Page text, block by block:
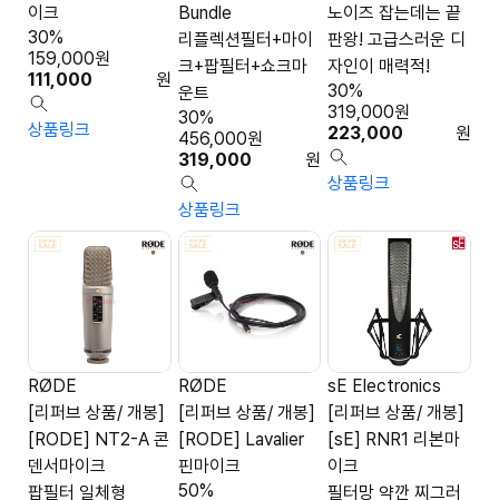
이크
111,000 원
159,000원
30%
상품링크
Bundle
리플렉션필터+마이
크+팝필터+쇼크마
운트
319,000 원
456,000원
30%
상품링크
노이즈 잡는데는 끝
판왕! 고급스러운 디
자인이 매력적!
223,000 원
319,000원
30%
상품링크
RØDE
[리퍼브 상품/ 개봉]
[RODE] NT2-A 콘
덴서마이크
팝필터 일체형
RØDE
[리퍼브 상품/ 개봉]
[RODE] Lavalier
핀마이크
50%
sE Electronics
[리퍼브 상품/ 개봉]
[sE] RNR1 리본마
이크
필터망 약깐 찌그러